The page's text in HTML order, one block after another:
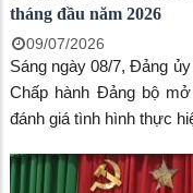
tháng đầu năm 2026
09/07/2026
Sáng ngày 08/7, Đảng
Chấp hành Đảng bộ
đánh giá tình hình thực
Thái, phó Bí thư thường